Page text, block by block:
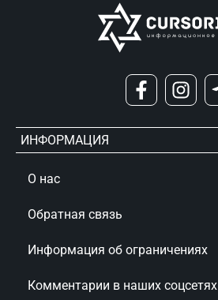
ИНФОРМАЦИЯ
О нас
Обратная связь
Информация об ограничениях
Комментарии в наших соцсетях